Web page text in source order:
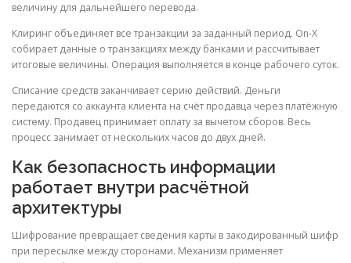
величину для дальнейшего перевода.
Клиринг объединяет все транзакции за заданный период. On-X
собирает данные о транзакциях между банками и рассчитывает
итоговые величины. Операция выполняется в конце рабочего суток.
Списание средств заканчивает серию действий. Деньги
передаются со аккаунта клиента на счёт продавца через платёжную
систему. Продавец принимает оплату за вычетом сборов. Весь
процесс занимает от нескольких часов до двух дней.
Как безопасность информации
работает внутри расчётной
архитектуры
Шифрование превращает сведения карты в закодированный шифр
при пересылке между сторонами. Механизм применяет